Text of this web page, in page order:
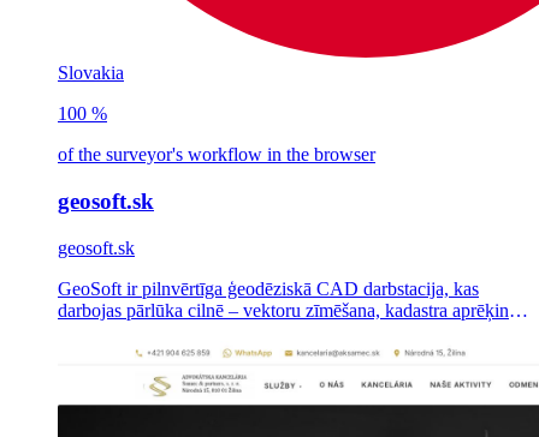
Slovakia
100 %
of the surveyor's workflow in the browser
geosoft.sk
geosoft.sk
GeoSoft ir pilnvērtīga ģeodēziskā CAD darbstacija, kas
darbojas pārlūka cilnē – vektoru zīmēšana, kadastra aprēķini,
veidota kā vairāku nomnieku SaaS Slovākijas un Čehijas